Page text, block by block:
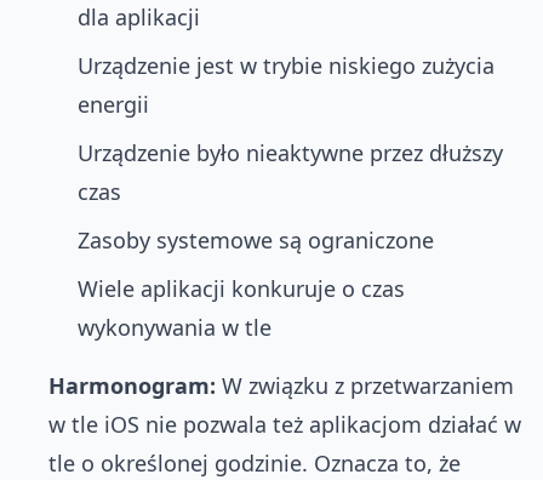
dla aplikacji
Urządzenie jest w trybie niskiego zużycia
energii
Urządzenie było nieaktywne przez dłuższy
czas
Zasoby systemowe są ograniczone
Wiele aplikacji konkuruje o czas
wykonywania w tle
Harmonogram: W związku z przetwarzaniem
w tle iOS nie pozwala też aplikacjom działać w
tle o określonej godzinie. Oznacza to, że